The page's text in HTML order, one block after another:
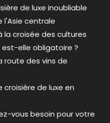
de luxe inoubliable
l'Asie centrale
la croisée des cultures
est-elle obligatoire ?
route des vins de
croisière de luxe en
vous besoin pour votre